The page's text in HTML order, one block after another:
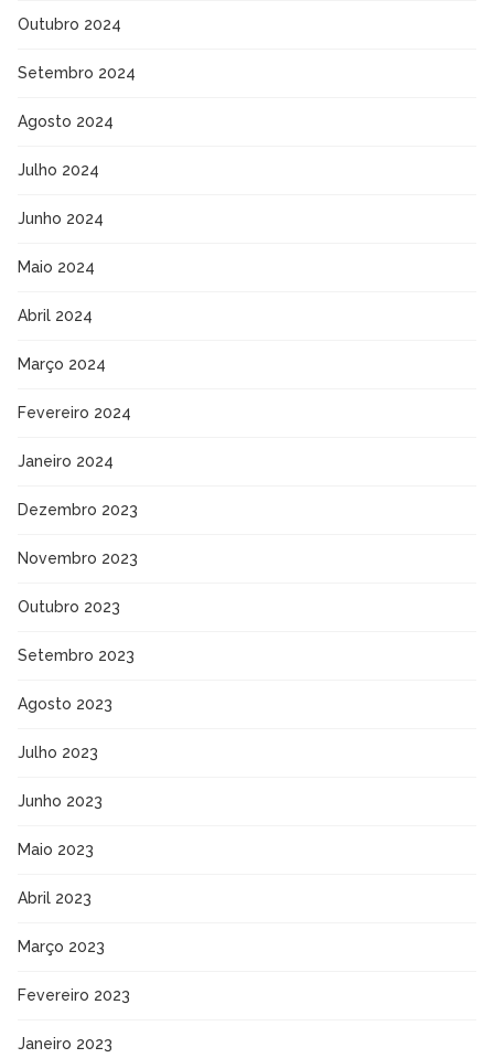
Outubro 2024
Setembro 2024
Agosto 2024
Julho 2024
Junho 2024
Maio 2024
Abril 2024
Março 2024
Fevereiro 2024
Janeiro 2024
Dezembro 2023
Novembro 2023
Outubro 2023
Setembro 2023
Agosto 2023
Julho 2023
Junho 2023
Maio 2023
Abril 2023
Março 2023
Fevereiro 2023
Janeiro 2023